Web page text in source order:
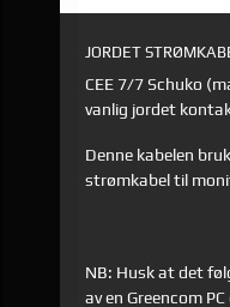
JORDET
CEE 7/7 Schuko
vanlig jordet
Denne kabelen
strømkabel til
NB: Husk at det
av en Greencom